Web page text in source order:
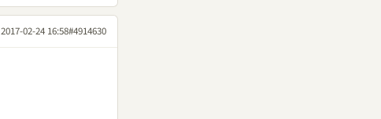
2017-02-24 16:58#4914630